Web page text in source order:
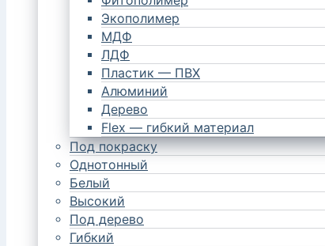
Экополимер
МДФ
ЛДФ
Пластик — ПВХ
Алюминий
Дерево
Flex — гибкий материал
Под покраску
Однотонный
Белый
Высокий
Под дерево
Гибкий